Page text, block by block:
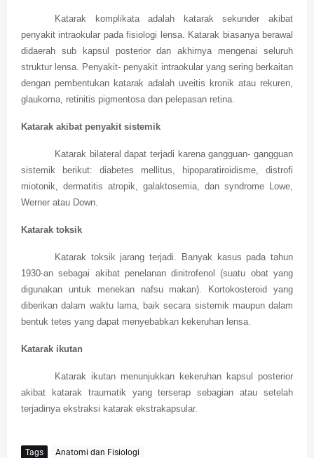
Katarak komplikata adalah katarak sekunder akibat
penyakit intraokular pada fisiologi lensa. Katarak biasanya berawal
didaerah sub kapsul posterior dan akhirnya mengenai seluruh
struktur lensa. Penyakit- penyakit intraokular yang sering berkaitan
dengan pembentukan katarak adalah uveitis kronik atau rekuren,
glaukoma, retinitis pigmentosa dan pelepasan retina.
Katarak akibat penyakit sistemik
Katarak bilateral dapat terjadi karena gangguan- gangguan
sistemik berikut: diabetes mellitus, hipoparatiroidisme, distrofi
miotonik, dermatitis atropik, galaktosemia, dan syndrome Lowe,
Werner atau Down.
Katarak toksik
Katarak toksik jarang terjadi. Banyak kasus pada tahun
1930-an sebagai akibat penelanan dinitrofenol (suatu obat yang
digunakan untuk menekan nafsu makan). Kortokosteroid yang
diberikan dalam waktu lama, baik secara sistemik maupun dalam
bentuk tetes yang dapat menyebabkan kekeruhan lensa.
Katarak ikutan
Katarak ikutan menunjukkan kekeruhan kapsul posterior
akibat katarak traumatik yang terserap sebagian atau setelah
terjadinya ekstraksi katarak ekstrakapsular.
Tags Anatomi dan Fisiologi